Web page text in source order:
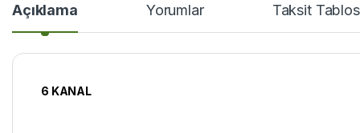
Açıklama Yorumlar Taksit
6 KANAL